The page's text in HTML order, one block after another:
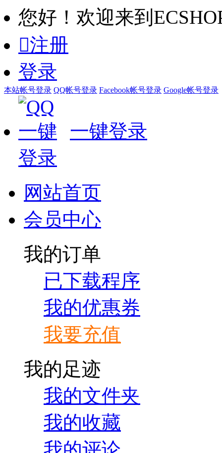
您好！欢迎来到
注册
登录
本站帐号登录 QQ帐号登录 Facebook帐号登录 Google帐号登录
一键登录
网站首页
会员中心
我的订单
已下载程序
我的优惠券
我要充值
我的足迹
我的文件夹
我的收藏